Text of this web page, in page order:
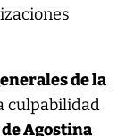
de la
culpabilidad
de Agostina